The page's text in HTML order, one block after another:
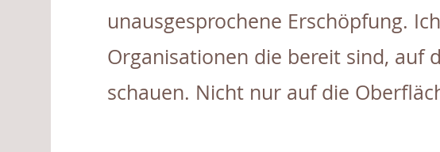
unausgesprochene Erschöpfung.
Organisationen die bereit sind, auf
schauen. Nicht nur auf die